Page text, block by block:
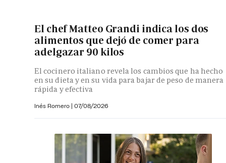
El chef Matteo Grandi indica los dos
alimentos que dejó de comer para
adelgazar 90 kilos
El cocinero italiano revela los cambios que ha hecho
en su dieta y en su vida para bajar de peso de manera
rápida y efectiva
Inés Romero | 07/08/2026